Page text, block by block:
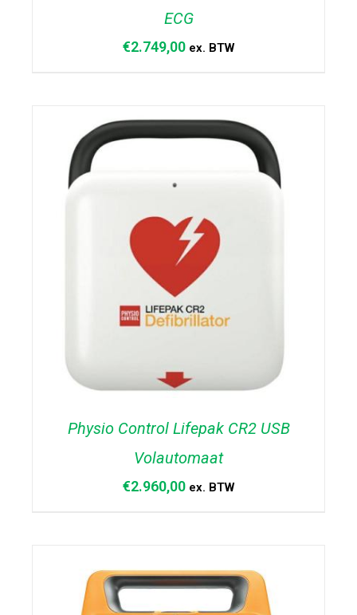
ECG
€2.749,00 ex. BTW
Physio Control Lifepak CR2 USB
Volautomaat
€2.960,00 ex. BTW